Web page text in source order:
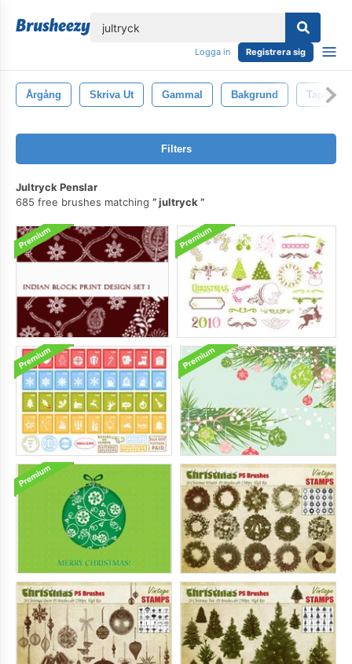
Logga in Registrera sig
Årgång Skriva Ut Gammal Bakgrund Tapet
Filters
Jultryck Penslar
685 free brushes matching
jultryck